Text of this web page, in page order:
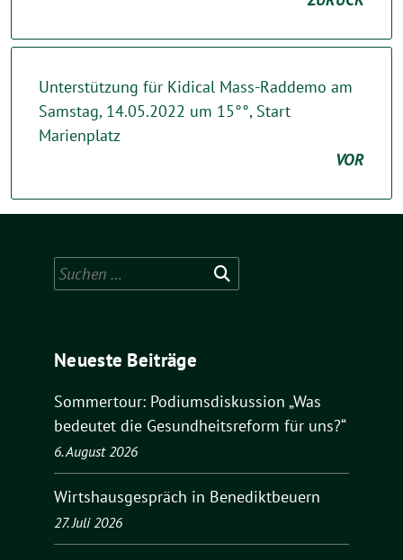
Unterstützung für Kidical Mass-Raddemo am
Samstag, 14.05.2022 um 15°°, Start
Marienplatz
VOR
Suchen
nach:
Neueste Beiträge
Sommertour: Podiumsdiskussion „Was
bedeutet die Gesundheitsreform für uns?“
6. August 2026
Wirtshausgespräch in Benediktbeuern
27. Juli 2026